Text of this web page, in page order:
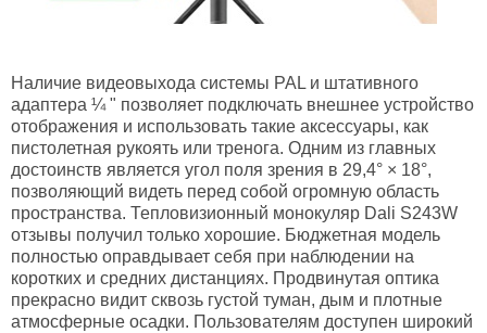
Наличие видеовыхода системы PAL и штативного
адаптера ¼ " позволяет подключать внешнее устройство
отображения и использовать такие аксессуары, как
пистолетная рукоять или тренога. Одним из главных
достоинств является угол поля зрения в 29,4° × 18°,
позволяющий видеть перед собой огромную область
пространства. Тепловизионный монокуляр Dali S243W
отзывы получил только хорошие. Бюджетная модель
полностью оправдывает себя при наблюдении на
коротких и средних дистанциях. Продвинутая оптика
прекрасно видит сквозь густой туман, дым и плотные
атмосферные осадки. Пользователям доступен широкий